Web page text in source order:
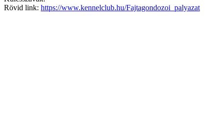
Rövid link: https://www.kennelclub.hu/Fajtagondozoi_palyazat